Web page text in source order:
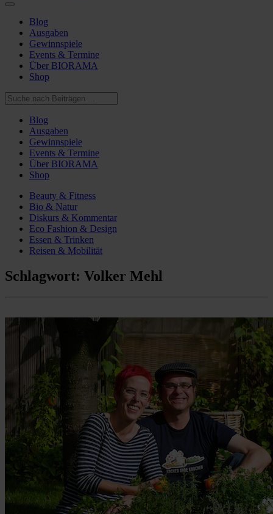
Blog
Ausgaben
Gewinnspiele
Events & Termine
Über BIORAMA
Shop
Blog
Ausgaben
Gewinnspiele
Events & Termine
Über BIORAMA
Shop
Beauty & Fitness
Bio & Natur
Diskurs & Kommentar
Eco Fashion & Design
Essen & Trinken
Reisen & Mobilität
Schlagwort: Volker Mehl